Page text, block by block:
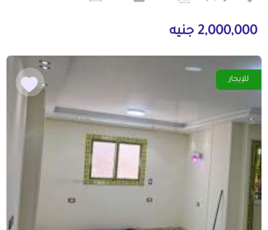
2,000,000 جنيه
للإيجار